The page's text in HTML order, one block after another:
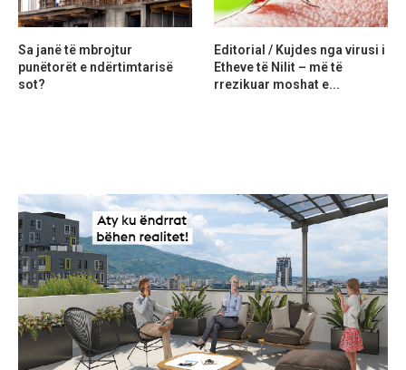
Sa janë të mbrojtur
punëtorët e ndërtimtarisë
sot?
Editorial / Kujdes nga virusi i
Etheve të Nilit – më të
rrezikuar moshat e...